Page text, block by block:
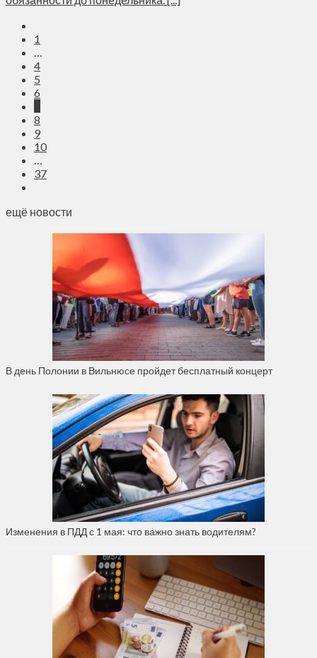
1
…
4
5
6
8
9
10
…
37
ещё новости
В день Полонии в Вильнюсе пройдет бесплатный концерт
Изменения в ПДД с 1 мая: что важно знать водителям?